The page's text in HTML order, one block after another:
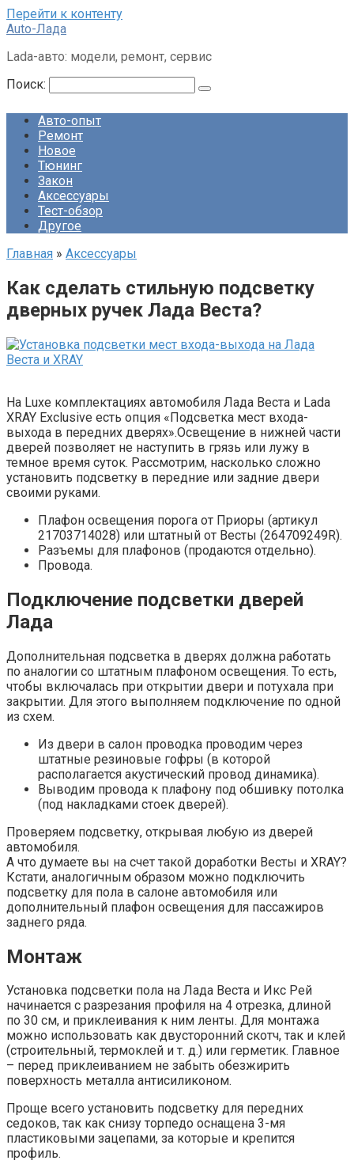
Перейти к контенту
Auto-Лада
Lada-авто: модели, ремонт, сервис
Поиск:
Авто-опыт
Ремонт
Новое
Тюнинг
Закон
Аксессуары
Тест-обзор
Другое
Главная » Аксессуары
Как сделать стильную подсветку
дверных ручек Лада Веста?
На Luxe комплектациях автомобиля Лада Веста и Lada
XRAY Exclusive есть опция «Подсветка мест входа-
выхода в передних дверях».Освещение в нижней части
дверей позволяет не наступить в грязь или лужу в
темное время суток. Рассмотрим, насколько сложно
установить подсветку в передние или задние двери
своими руками.
Плафон освещения порога от Приоры (артикул
21703714028) или штатный от Весты (264709249R).
Разъемы для плафонов (продаются отдельно).
Провода.
Подключение подсветки дверей
Лада
Дополнительная подсветка в дверях должна работать
по аналогии со штатным плафоном освещения. То есть,
чтобы включалась при открытии двери и потухала при
закрытии. Для этого выполняем подключение по одной
из схем.
Из двери в салон проводка проводим через
штатные резиновые гофры (в которой
располагается акустический провод динамика).
Выводим провода к плафону под обшивку потолка
(под накладками стоек дверей).
Проверяем подсветку, открывая любую из дверей
автомобиля.
А что думаете вы на счет такой доработки Весты и XRAY?
Кстати, аналогичным образом можно подключить
подсветку для пола в салоне автомобиля или
дополнительный плафон освещения для пассажиров
заднего ряда.
Монтаж
Установка подсветки пола на Лада Веста и Икс Рей
начинается с разрезания профиля на 4 отрезка, длиной
по 30 см, и приклеивания к ним ленты. Для монтажа
можно использовать как двусторонний скотч, так и клей
(строительный, термоклей и т. д.) или герметик. Главное
– перед приклеиванием не забыть обезжирить
поверхность металла антисиликоном.
Проще всего установить подсветку для передних
седоков, так как снизу торпедо оснащена 3-мя
пластиковыми зацепами, за которые и крепится
профиль.